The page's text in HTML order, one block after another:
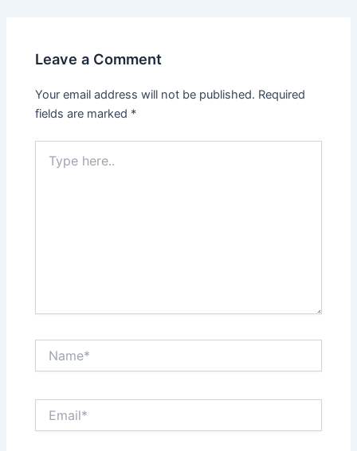
Leave a Comment
Your email address will not be published. Required
fields are marked *
here..